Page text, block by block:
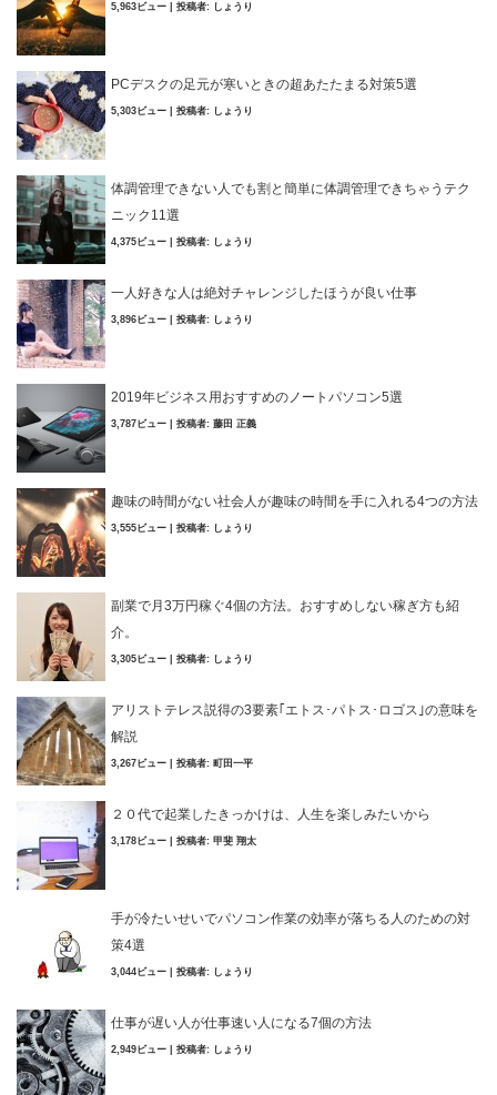
5,963ビュー 投稿者: しょうり
PCデスクの足元が寒いときの超あたたまる対策5選
5,303ビュー 投稿者: しょうり
体調管理できない人でも割と簡単に体調管理できちゃうテク
ニック11選
4,375ビュー 投稿者: しょうり
一人好きな人は絶対チャレンジしたほうが良い仕事
3,896ビュー 投稿者: しょうり
2019年ビジネス用おすすめのノートパソコン5選
3,787ビュー 投稿者: 藤田 正義
趣味の時間がない社会人が趣味の時間を手に入れる4つの方法
3,555ビュー 投稿者: しょうり
副業で月3万円稼ぐ4個の方法。おすすめしない稼ぎ方も紹
介。
3,305ビュー 投稿者: しょうり
アリストテレス説得の3要素｢エトス･パトス･ロゴス｣の意味を
解説
3,267ビュー 投稿者: 町田一平
２０代で起業したきっかけは、人生を楽しみたいから
3,178ビュー 投稿者: 甲斐 翔太
手が冷たいせいでパソコン作業の効率が落ちる人のための対
策4選
3,044ビュー 投稿者: しょうり
仕事が遅い人が仕事速い人になる7個の方法
2,949ビュー 投稿者: しょうり